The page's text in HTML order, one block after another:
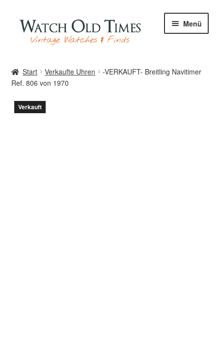
Zur
Navigation
springen
Zum
Inhalt
springen
Menü
Uhren
Start Verkaufte Uhren
-VERKAUFT- Breitling Navitimer
Ref. 806 von 1970
Verkauft